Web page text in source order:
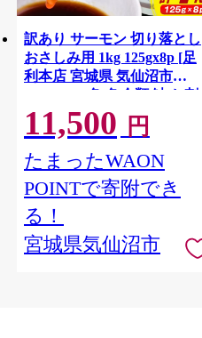
訳あり サーモン 切り落とし
おさしみ用 1kg 125gx8p [足
利本店 宮城県 気仙沼市
20564313] 魚 魚介類 鮭 お刺
し身 刺し身 刺身 生 生食 個
包装 チリ銀鮭 銀鮭 海鮮 海鮮
丼 魚介
11,500 円
たまったWAON
POINTで寄附でき
る！
宮城県気仙沼市